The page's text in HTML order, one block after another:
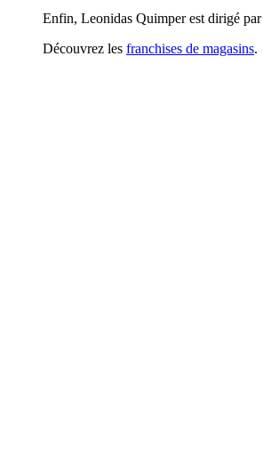
Enfin, Leonidas Quimper est dirigé par
Découvrez les franchises de magasins.